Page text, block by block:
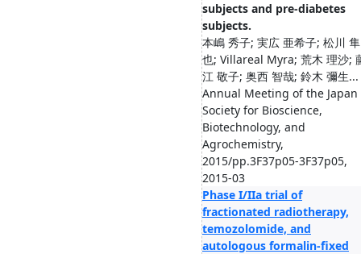
subjects and pre-diabetes
subjects.
本嶋 秀子; 実広 亜希子; 松川 隼
也; Villareal Myra; 荒木 理沙;
江 敬子; 奥西 智哉; 鈴木 彌生...
Annual Meeting of the Japan
Society for Bioscience,
Biotechnology, and
Agrochemistry,
2015/pp.3F37p05-3F37p05,
2015-03
Phase I/IIa trial of
fractionated radiotherapy,
temozolomide, and
autologous formalin-fixed